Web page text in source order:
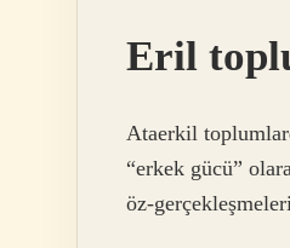
Eril
Ataerkil
“erkek gücü”
öz-